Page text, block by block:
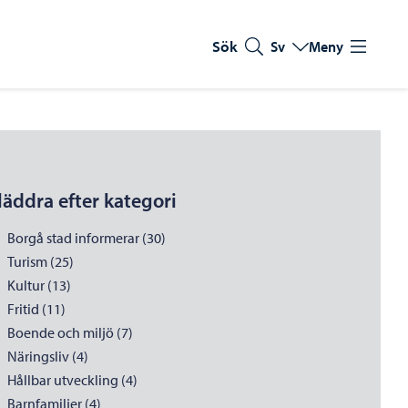
Sök Byt språk
Nuvarande språk:
Sv Meny
efter kategori
Borgå stad informerar (30)
Turism (25)
Kultur (13)
Fritid (11)
Boende och miljö (7)
Näringsliv (4)
Hållbar utveckling (4)
Barnfamiljer (4)